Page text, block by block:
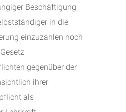
Beschäftigung
in die
einzuzahlen noch
gegenüber der
ihrer
als